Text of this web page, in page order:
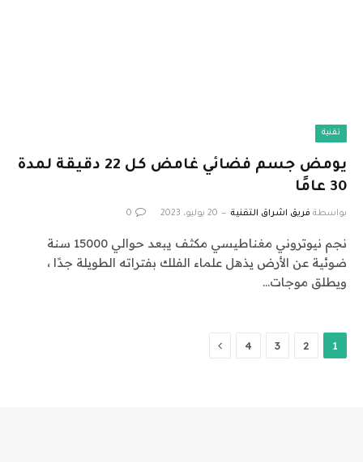
تقنية
يومض جسم فضائي غامض كل 22 دقيقة لمدة
30 عامًا
بواسطة فريق اشراق التقنية 20 يوليو، 2023 0
نجم نيوتروني مغناطيسي مكثف يبعد حوالي 15000 سنة
ضوئية عن الأرض يذهل علماء الفلك بفتراته الطويلة جدًا ،
ويطلق موجات…
1
2
3
4 التالي